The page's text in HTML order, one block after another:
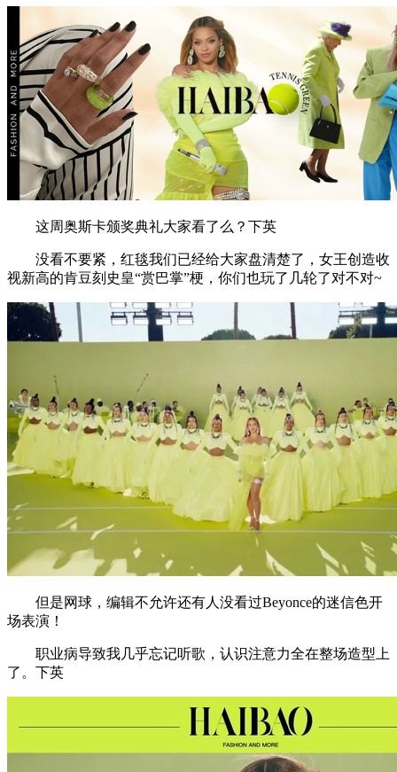
这周奥斯卡颁奖典礼大家看了么？下英
没看不要紧，红毯我们已经给大家盘清楚了，女王创造收
视新高的肯豆刻史皇“赏巴掌”梗，你们也玩了几轮了对不对~
但是网球，编辑不允许还有人没看过Beyonce的迷信色开
场表演！
职业病导致我几乎忘记听歌，认识注意力全在整场造型上
了。下英